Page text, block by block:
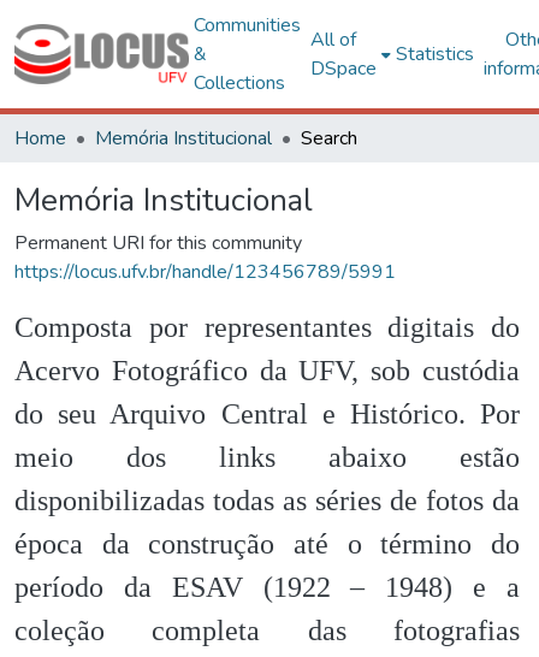
Communities
&
Collections
All of
DSpace
Statistics
Home Memória Institucional Search
Memória Institucional
Permanent URI for this community
https://locus.ufv.br/handle/123456789/5991
Composta por representantes digitais do
Acervo Fotográfico da UFV, sob custódia
do seu Arquivo Central e Histórico. Por
meio dos links abaixo estão
disponibilizadas todas as séries de fotos da
época da construção até o término do
período da ESAV (1922 – 1948) e a
coleção completa das fotografias